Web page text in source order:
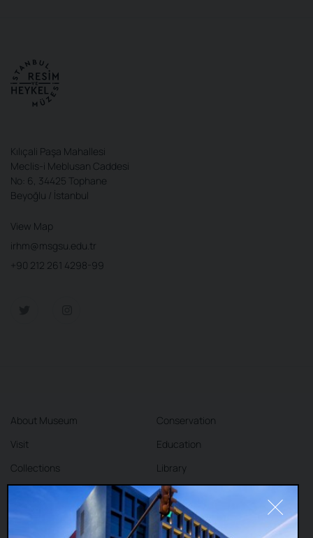
Kılıçali Paşa Mahallesi
Meclis-i Meblusan Caddesi
No: 6, 34425 Tophane
Beyoğlu / İstanbul
View Map
irhm@msgsu.edu.tr
+90 212 261 4298-99
About Museum
Visit
Collections
Conservation
Education
Library
Cafe